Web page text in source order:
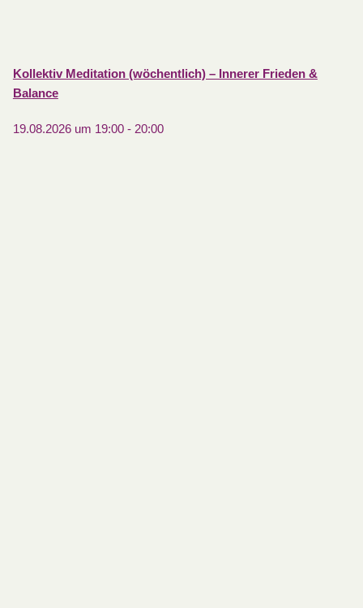
Kollektiv Meditation (wöchentlich) – Innerer Frieden &
Balance
19.08.2026 um 19:00- 20:00